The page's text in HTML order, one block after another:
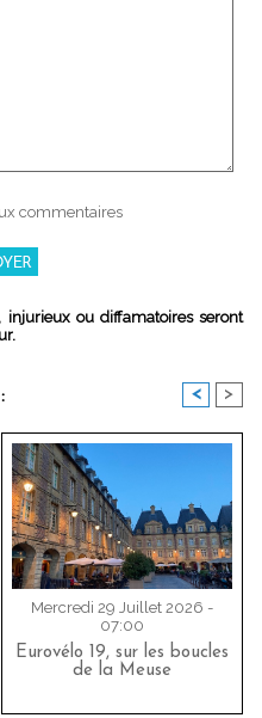
commentaires
injurieux ou diffamatoires seront
< >
Mercredi 29 Juillet 2026 -
07:00
Eurovélo 19, sur les boucles
de la Meuse